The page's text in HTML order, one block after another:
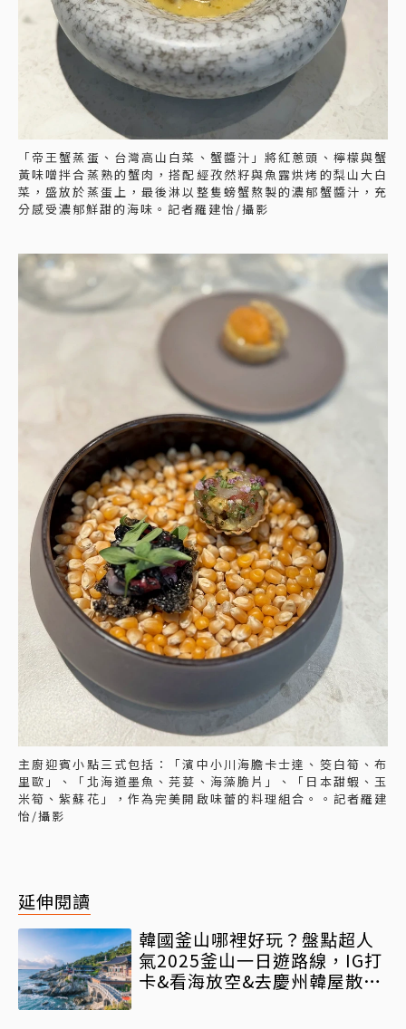
「帝王蟹蒸蛋、台灣高山白菜、蟹醬汁」將紅蔥頭、檸檬與蟹
黃味噌拌合蒸熟的蟹肉，搭配經孜然籽與魚露烘烤的梨山大白
菜，盛放於蒸蛋上，最後淋以整隻螃蟹熬製的濃郁蟹醬汁，充
分感受濃郁鮮甜的海味。記者羅建怡/攝影
主廚迎賓小點三式包括：「濱中小川海膽卡士達、筊白筍、布
里歐」、「北海道墨魚、芫荽、海藻脆片」、「日本甜蝦、玉
米筍、紫蘇花」，作為完美開啟味蕾的料理組合。。記者羅建
怡/攝影
延伸閱讀
韓國釜山哪裡好玩？盤點超人
氣2025釜山一日遊路線，IG打
卡&看海放空&去慶州韓屋散步